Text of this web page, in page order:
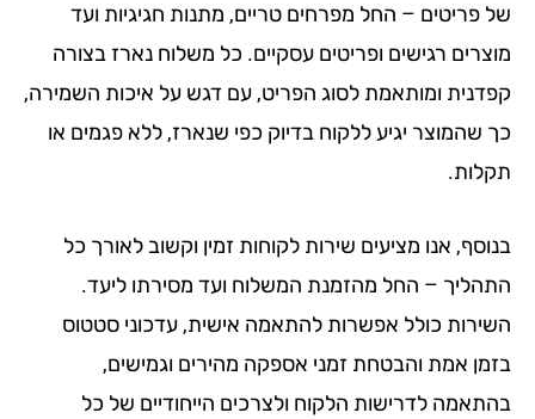
פריטים – החל מפרחים טריים, מתנות חגיגיות ועד
רגישים ופריטים עסקיים. כל משלוח נארז בצורה
ומותאמת לסוג הפריט, עם דגש על איכות השמירה,
שהמוצר יגיע ללקוח בדיוק כפי שנארז, ללא פגמים או
אנו מציעים שירות לקוחות זמין וקשוב לאורך כל
– החל מהזמנת המשלוח ועד מסירתו ליעד.
כולל אפשרות להתאמה אישית, עדכוני סטטוס
אמת והבטחת זמני אספקה מהירים וגמישים,
לדרישות הלקוח ולצרכים הייחודיים של כל